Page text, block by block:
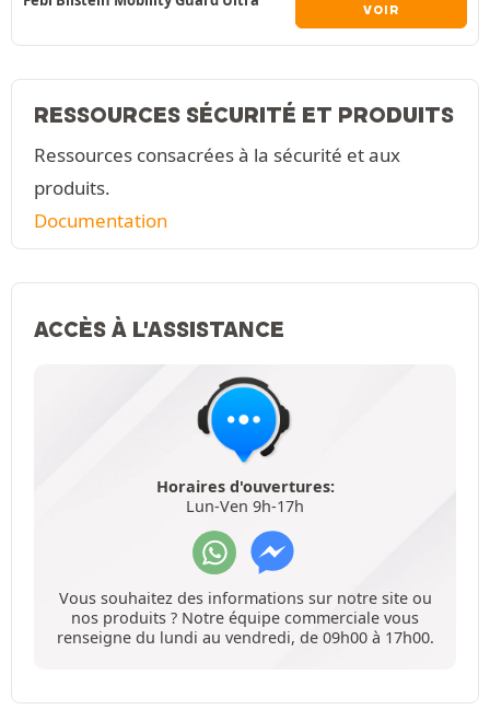
VOIR
RESSOURCES SÉCURITÉ ET PRODUITS
Ressources consacrées à la sécurité et aux
produits.
Documentation
ACCÈS À L'ASSISTANCE
Horaires d'ouvertures:
Lun-Ven 9h-17h
Vous souhaitez des informations sur notre site ou
nos produits ? Notre équipe commerciale vous
renseigne du lundi au vendredi, de 09h00 à 17h00.